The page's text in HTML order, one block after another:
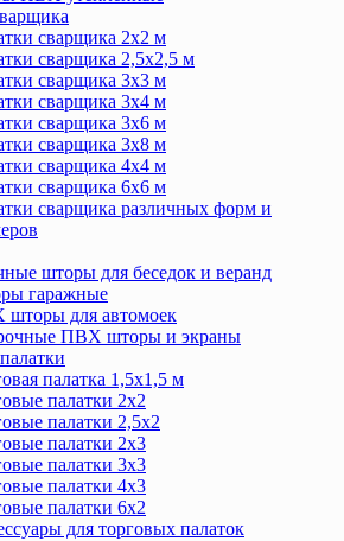
сварщика 2х2 м
сварщика 2,5х2,5 м
сварщика 3х3 м
сварщика 3х4 м
сварщика 3х6 м
сварщика 3х8 м
сварщика 4х4 м
сварщика 6х6 м
сварщика различных форм и
шторы для беседок и веранд
гаражные
для автомоек
ПВХ шторы и экраны
палатка 1,5х1,5 м
палатки 2х2
палатки 2,5х2
палатки 2х3
палатки 3х3
палатки 4х3
палатки 6х2
для торговых палаток